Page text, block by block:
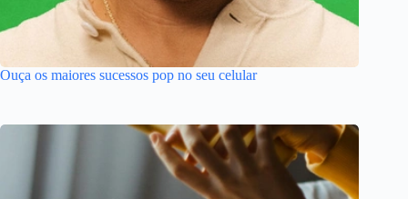
Ouça os maiores sucessos pop no seu celular